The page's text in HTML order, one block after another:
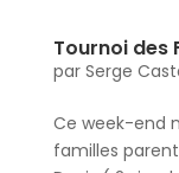
Tournoi des
par Serge
Ce week-end
familles